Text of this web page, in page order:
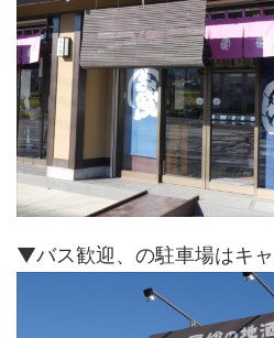
▼バス歓迎、の駐車場はキャ